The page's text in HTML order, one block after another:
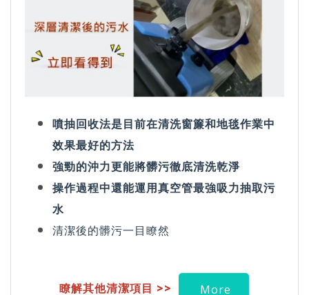
噴抽回收法是目前在清洗窗簾和地毯作業中
效果最好的方法
強勁的沖力更能將髒污徹底清洗乾淨
操作過程中還能運用真空管最強吸力抽取污
水
清潔後的髒污一目瞭然
瞭解其他清潔項目 >> More